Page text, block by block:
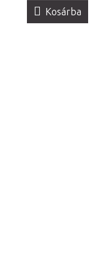
Kosárba